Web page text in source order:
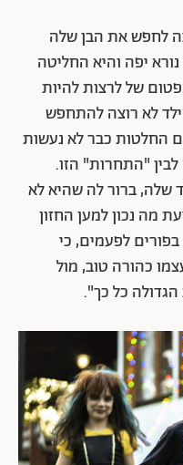
לחפש את הבן שלה
יפה והיא החליטה
של לרצות להיות
לא רוצה להתחפש
החלטות כבר לא נעשות
לבין "התחרות" הזו.
שלה, ברור לה שהיא לא
מה נכון למען החזון
לפעמים, כי
כהורה טוב, מול
כל כך".